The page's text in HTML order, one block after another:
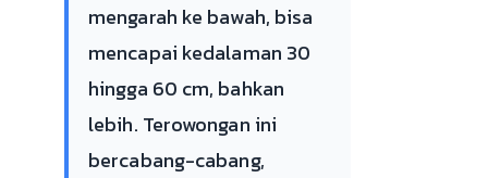
mengarah ke bawah, bisa
mencapai kedalaman 30
hingga 60 cm, bahkan
lebih. Terowongan ini
bercabang-cabang,